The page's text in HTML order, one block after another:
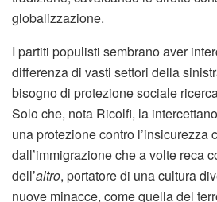
globalizzazione.
I partiti populisti sembrano aver
differenza di vasti settori della
bisogno di protezione sociale
Solo che, nota Ricolfi, la
una protezione contro l’insicurezza
dall’immigrazione che a volte reca
dell’altro, portatore di una cultura
nuove minacce, come quella del